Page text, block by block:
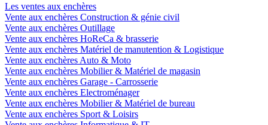
Les ventes aux enchères
Vente aux enchères Construction & génie civil
Vente aux enchères Outillage
Vente aux enchères HoReCa & brasserie
Vente aux enchères Matériel de manutention & Logistique
Vente aux enchères Auto & Moto
Vente aux enchères Mobilier & Matériel de magasin
Vente aux enchères Garage - Carrosserie
Vente aux enchères Electroménager
Vente aux enchères Mobilier & Matériel de bureau
Vente aux enchères Sport & Loisirs